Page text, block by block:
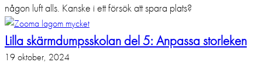
någon luft alls. Kanske i ett försök att spara plats?
Lilla skärmdumpsskolan del 5: Anpassa storleken
19 oktober, 2024